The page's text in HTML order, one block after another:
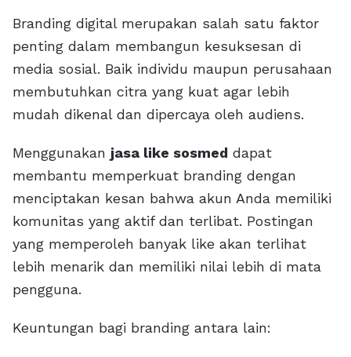
Branding digital merupakan salah satu faktor
penting dalam membangun kesuksesan di
media sosial. Baik individu maupun perusahaan
membutuhkan citra yang kuat agar lebih
mudah dikenal dan dipercaya oleh audiens.
Menggunakan jasa like sosmed dapat
membantu memperkuat branding dengan
menciptakan kesan bahwa akun Anda memiliki
komunitas yang aktif dan terlibat. Postingan
yang memperoleh banyak like akan terlihat
lebih menarik dan memiliki nilai lebih di mata
pengguna.
Keuntungan bagi branding antara lain: